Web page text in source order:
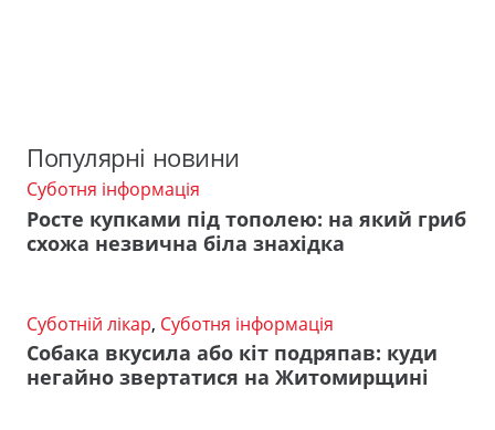
Популярні новини
Суботня інформація
Росте купками під тополею: на який гриб
схожа незвична біла знахідка
Суботній лікар, Суботня інформація
Собака вкусила або кіт подряпав: куди
негайно звертатися на Житомирщині